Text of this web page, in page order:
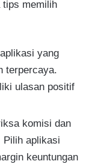
tips memilih
yang
terpercaya.
ulasan positif
komisi dan
Pilih aplikasi
keuntungan